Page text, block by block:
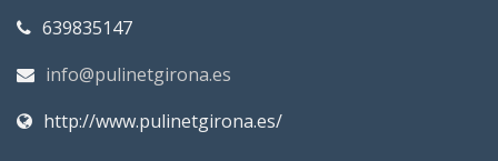
639835147
info@pulinetgirona.es
http://www.pulinetgirona.es/